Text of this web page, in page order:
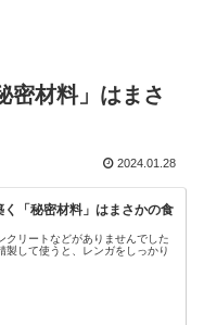
密材料」はまさ
2024.01.28
「秘密材料」はまさかの食
クリートなどがありませんでした
製して使うと、レンガをしっかり